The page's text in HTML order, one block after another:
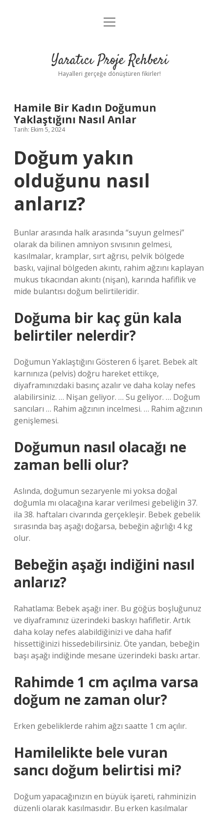
Anasayfa
Yasal Uyarı
menüyü
Yaratıcı Proje Rehberi
Hayalleri gerçeğe dönüştüren fikirler!
Hamile Bir Kadın Doğumun
Yaklaştığını Nasıl Anlar
Tarih: Ekim 5, 2024
Doğum yakın
olduğunu nasıl
anlarız?
Bunlar arasında halk arasında “suyun gelmesi”
olarak da bilinen amniyon sıvısının gelmesi,
kasılmalar, kramplar, sırt ağrısı, pelvik bölgede
baskı, vajinal bölgeden akıntı, rahim ağzını kaplayan
mukus tıkacından akıntı (nişan), karında hafiflik ve
mide bulantısı doğum belirtileridir.
Doğuma bir kaç gün kala
belirtiler nelerdir?
Doğumun Yaklaştığını Gösteren 6 İşaret. Bebek alt
karnınıza (pelvis) doğru hareket ettikçe,
diyaframınızdaki basınç azalır ve daha kolay nefes
alabilirsiniz. … Nişan geliyor. … Su geliyor. … Doğum
sancıları … Rahim ağzının incelmesi. … Rahim ağzının
genişlemesi.
Doğumun nasıl olacağı ne
zaman belli olur?
Aslında, doğumun sezaryenle mi yoksa doğal
doğumla mı olacağına karar verilmesi gebeliğin 37.
ila 38. haftaları civarında gerçekleşir. Bebek gebelik
sırasında baş aşağı doğarsa, bebeğin ağırlığı 4 kg
olur.
Bebeğin aşağı indiğini nasıl
anlarız?
Rahatlama: Bebek aşağı iner. Bu göğüs boşluğunuz
ve diyaframınız üzerindeki baskıyı hafifletir. Artık
daha kolay nefes alabildiğinizi ve daha hafif
hissettiğinizi hissedebilirsiniz. Öte yandan, bebeğin
başı aşağı indiğinde mesane üzerindeki baskı artar.
Rahimde 1 cm açılma varsa
doğum ne zaman olur?
Erken gebeliklerde rahim ağzı saatte 1 cm açılır.
Hamilelikte bele vuran
sancı doğum belirtisi mi?
Doğum yapacağınızın en büyük işareti, rahminizin
düzenli olarak kasılmasıdır. Bu erken kasılmalar